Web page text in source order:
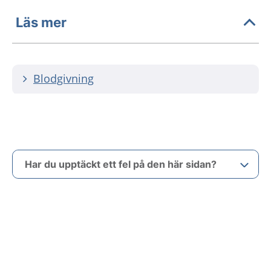
Läs mer
Blodgivning
Har du upptäckt ett fel på den här sidan?